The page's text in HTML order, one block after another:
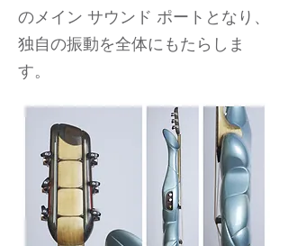
のメイン サウンド ポートとなり、
独自の振動を全体にもたらしま
す。